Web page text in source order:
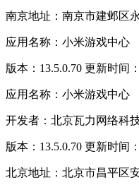
南京地址：南京市建邺区
应用名称：小米游戏中心
版本：13.5.0.70 更新时间
应用名称：小米游戏中心
开发者：北京瓦力网络科
版本：13.5.0.70 更新时间
北京地址：北京市昌平区